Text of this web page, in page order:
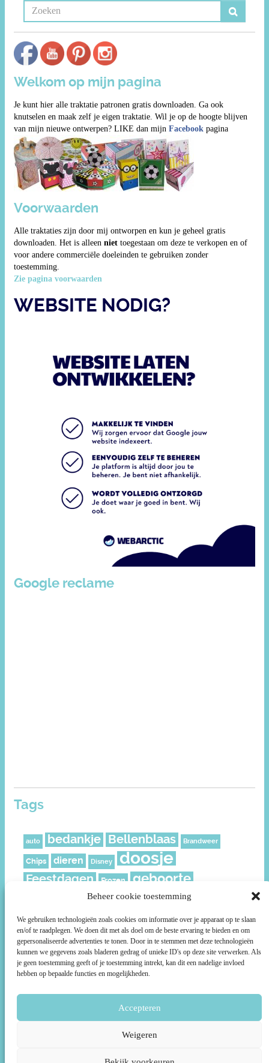
Beheer cookie toestemming
We gebruiken technologieën zoals cookies om informatie over je apparaat op te slaan
en/of te raadplegen. We doen dit met als doel om de beste ervaring te bieden en om
gepersonaliseerde advertenties te tonen. Door in te stemmen met deze technologieën
kunnen we gegevens zoals bladeren gedrag of unieke ID's op deze site verwerken. Als
je geen toestemming geeft of je toestemming intrekt, kan dit een nadelige invloed
hebben op bepaalde functies en mogelijkheden.
Accepteren
Weigeren
Welkom op mijn pagina
Je kunt hier alle traktatie patronen gratis downloaden. Ga ook
knutselen en maak zelf je eigen traktatie. Wil je op de hoogte blijven
van mijn nieuwe ontwerpen? LIKE dan mijn Facebook pagina
Voorwaarden
Alle traktaties zijn door mij ontworpen en kun je geheel gratis
downloaden. Het is alleen niet toegestaan om deze te verkopen en of
voor andere commerciële doeleinden te gebruiken zonder
toestemming.
Zie pagina voorwaarden
WEBSITE NODIG?
Google reclame
Tags
auto bedankje Bellenblaas Brandweer
Chips dieren Disney doosje
Feestdagen Frozen geboorte
geschenkverpakking Juf
knijpfruit leeftijd meisje Mickey Moederdag
muisjes Nederland Piraat politie
Prikkers Prinsessen Ridder roze rozen
ruitjes Schild smiley Social media
Uil unicorn